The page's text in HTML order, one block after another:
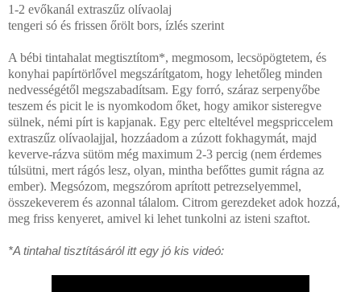
1-2 evőkanál extraszűz olívaolaj
tengeri só és frissen őrölt bors, ízlés szerint
A bébi tintahalat megtisztítom*, megmosom, lecsöpögtetem, és
konyhai papírtörlővel megszárítgatom, hogy lehetőleg minden
nedvességétől megszabadítsam. Egy forró, száraz serpenyőbe
teszem és picit le is nyomkodom őket, hogy amikor sisteregve
sülnek, némi pírt is kapjanak. Egy perc elteltével megspriccelem
extraszűz olívaolajjal, hozzáadom a zúzott fokhagymát, majd
keverve-rázva sütöm még maximum 2-3 percig (nem érdemes
túlsütni, mert rágós lesz, olyan, mintha befőttes gumit rágna az
ember). Megsózom, megszórom aprított petrezselyemmel,
összekeverem és azonnal tálalom. Citrom gerezdeket adok hozzá,
meg friss kenyeret, amivel ki lehet tunkolni az isteni szaftot.
*A tintahal tisztításáról itt egy jó kis videó: